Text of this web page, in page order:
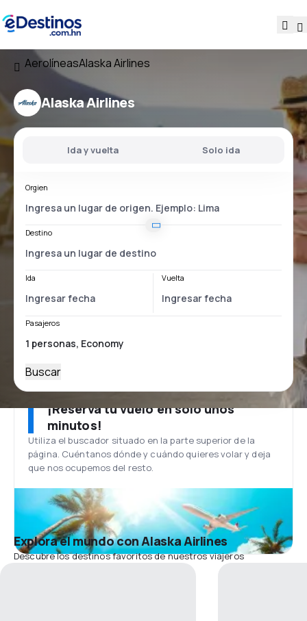
AerolíneasAlaska Airlines
Alaska Airlines
Ida y vuelta Solo ida
Orgien
Destino
Ida Vuelta
Pasajeros
Buscar
¡Reserva tu vuelo en solo unos
minutos!
Utiliza el buscador situado en la parte superior de la
página. Cuéntanos dónde y cuándo quieres volar y deja
que nos ocupemos del resto.
Explora el mundo con Alaska Airlines
Descubre los destinos favoritos de nuestros viajeros